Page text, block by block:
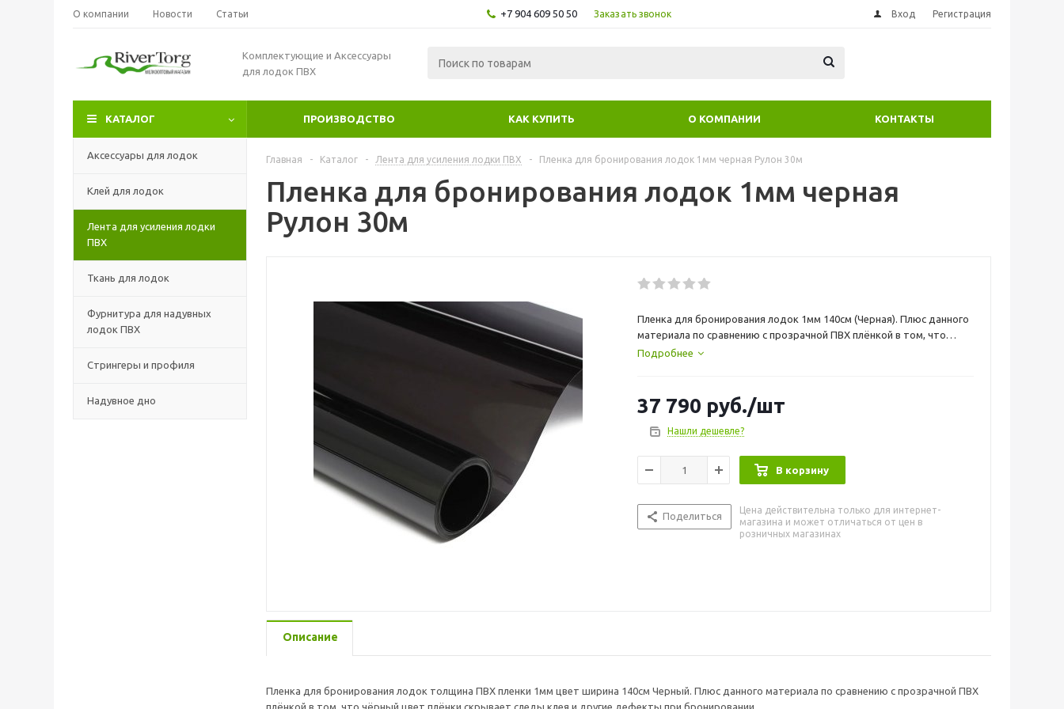
О компании Новости Статьи +7 904 609 50 50 Заказать звонок Вход Регистрация
Комплектующие и Аксессуары
для лодок ПВХ
КАТАЛОГ ПРОИЗВОДСТВО КАК КУПИТЬ О КОМПАНИИ КОНТАКТЫ
Аксессуары для лодок
Клей для лодок
Лента для усиления лодки
ПВХ
Ткань для лодок
Фурнитура для надувных
лодок ПВХ
Стрингеры и профиля
Надувное дно
Главная - Каталог - Лента для усиления лодки ПВХ - Пленка для бронирования лодок 1мм черная Рулон 30м
Пленка для бронирования лодок 1мм черная
Рулон 30м
Пленка для бронирования лодок 1мм 140см (Черная). Плюс данного
материала по сравнению с прозрачной ПВХ плёнкой в том, что
чёрный цвет плёнки скрывает следы клея и другие дефекты при
Подробнее
37 790 руб./шт
Нашли дешевле?
В корзину
Поделиться
Цена действительна только для интернет-
магазина и может отличаться от цен в
розничных магазинах
Описание
Пленка для бронирования лодок толщина ПВХ пленки 1мм цвет ширина 140см Черный. Плюс данного материала по сравнению с прозрачной ПВХ
плёнкой в том, что чёрный цвет плёнки скрывает следы клея и другие дефекты при бронировании.